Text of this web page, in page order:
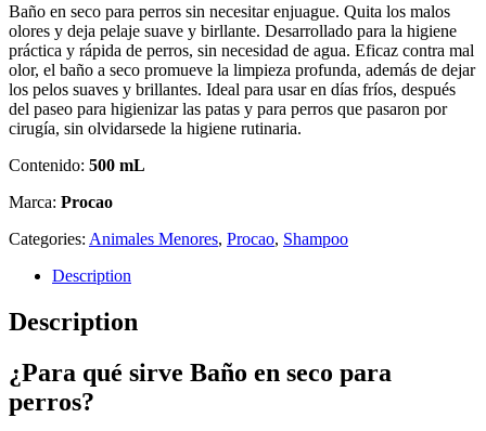
Baño en seco para perros sin necesitar enjuague. Quita los malos
olores y deja pelaje suave y birllante. Desarrollado para la higiene
práctica y rápida de perros, sin necesidad de agua. Eficaz contra mal
olor, el baño a seco promueve la limpieza profunda, además de dejar
los pelos suaves y brillantes. Ideal para usar en días fríos, después
del paseo para higienizar las patas y para perros que pasaron por
cirugía, sin olvidarsede la higiene rutinaria.
Contenido: 500 mL
Marca: Procao
Categories: Animales Menores, Procao, Shampoo
Description
Description
¿Para qué sirve Baño en seco para
perros?